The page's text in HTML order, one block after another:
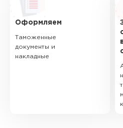
Оформляем
Таможенные
документы и
накладные